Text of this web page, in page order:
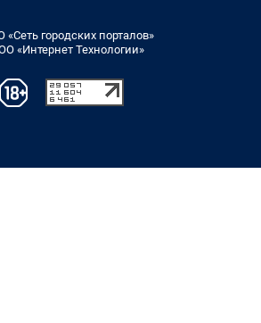
городских порталов»
«Интернет Технологии»